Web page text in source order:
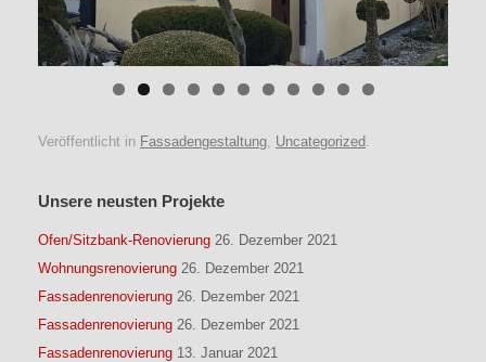
Veröffentlicht in Fassadengestaltung Uncategorized
Unsere neusten Projekte
Ofen/Sitzbank-Renovierung 26. Dezember 2021
Wohnungsrenovierung 26. Dezember 2021
Fassadenrenovierung 26. Dezember 2021
Fassadenrenovierung 26. Dezember 2021
Fassadenrenovierung 13. Januar 2021